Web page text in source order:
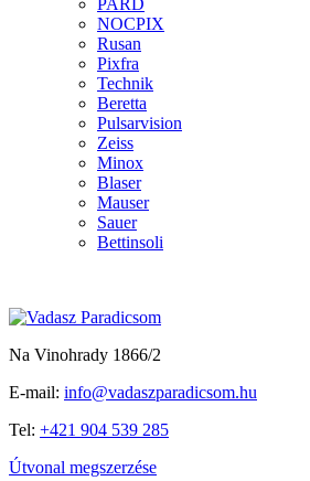
PARD
NOCPIX
Rusan
Pixfra
Technik
Beretta
Pulsarvision
Zeiss
Minox
Blaser
Mauser
Sauer
Bettinsoli
Na Vinohrady 1866/2
E-mail: info@vadaszparadicsom.hu
Tel: +421 904 539 285
Útvonal megszerzése